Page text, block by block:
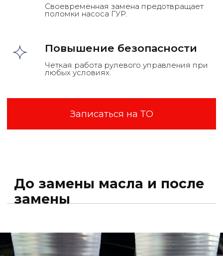
Своевременная замена предотвращает
поломки насоса ГУР.
Повышение безопасности
Четкая работа рулевого управления при
любых условиях.